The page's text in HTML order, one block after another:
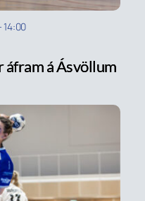
14:00
áfram á Ásvöllum